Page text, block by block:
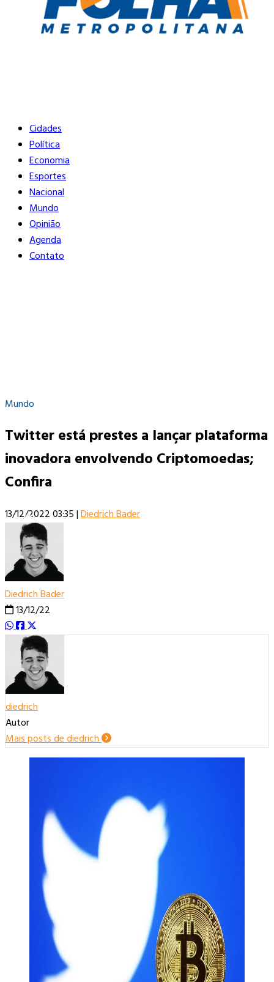
Buscar
Cidades
Política
Economia
Esportes
Nacional
Mundo
Opinião
Agenda
Contato
Mundo
Twitter está prestes a lançar plataforma
inovadora envolvendo Criptomoedas;
Confira
13/12/2022 03:35|Diedrich Bader
Diedrich Bader
13/12/22
diedrich
Autor
Mais posts de diedrich